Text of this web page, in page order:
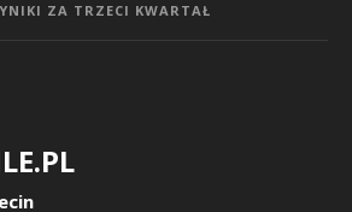
ZA TRZECI KWARTAŁ